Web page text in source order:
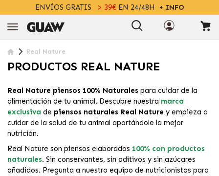
ENVÍOS GRATIS > 39€EN 24/48H + INFO
Real Nature
PRODUCTOS REAL NATURE
Real Nature piensos 100% Naturales para cuidar de la
alimentación de tu animal. Descubre nuestra marca
exclusiva de piensos naturales Real Nature y empieza a
cuidar de la salud de tu animal aportándole la mejor
nutrición.
Real Nature son piensos elaborados 100% con productos
naturales. Sin conservantes, sin aditivos y sin azúcares
añadidos. Pregunta a nuestro equipo de nutricionistas para